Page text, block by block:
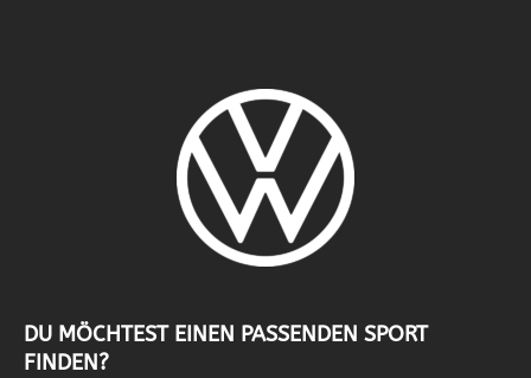
DU MÖCHTEST EINEN PASSENDEN SPORT
FINDEN?